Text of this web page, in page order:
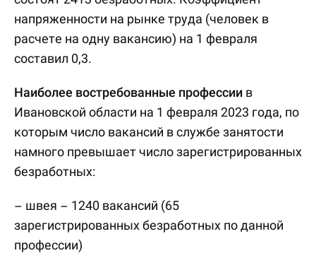
напряженности на рынке труда (человек в
расчете на одну вакансию) на 1 февраля
составил 0,3.
Наиболее востребованные профессии в
Ивановской области на 1 февраля 2023 года, по
которым число вакансий в службе занятости
намного превышает число зарегистрированных
безработных:
– швея – 1240 вакансий (65
зарегистрированных безработных по данной
профессии)